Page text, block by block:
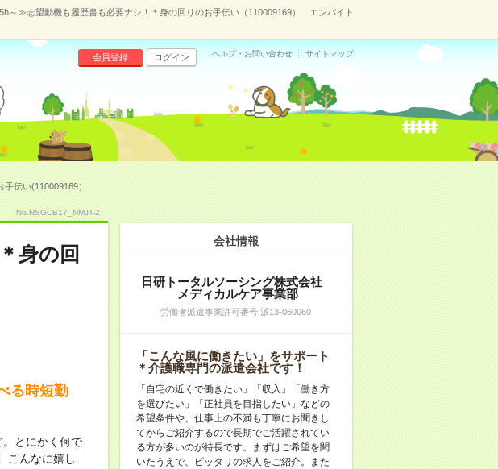
～≫志望動機も履歴書も必要ナシ！＊身の回りのお手伝い（110009169）｜エンバイト
会員登録 ログイン ヘルプ・お問い合わせ サイトマップ
伝い(110009169）
No.NSGCB17_NMJT-2
身の回
る時短勤
とにかく何で
こんなに嬉し
会社情報
日研トータルソーシング株式会社
メディカルケア事業部
労働者派遣事業許可番号:派13-060060
「こんな風に働きたい」をサポート
＊介護職専門の派遣会社です！
「自宅の近くで働きたい」「収入」「働き方
を選びたい」「正社員を目指したい」などの
希望条件や、仕事上の不満も丁寧にお聞きし
てからご紹介するので長期でご活躍されてい
る方が多いのが特長です。まずはご希望を聞
いたうえで、ピッタリの求人をご紹介。また